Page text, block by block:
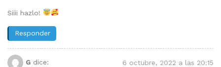
Siiii hazlo!
Responder
G dice: 6 octubre, 2022 a las 20:15